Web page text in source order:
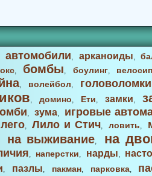
автомобили, арканоиды,
, бомбы, боулинг,
, волейбол, головоломки
, домино, Ети, замки,
, зума,
игровые
лего,Лило и Стич,ловить,
на выживание, на
, наперстки, нарды,
, пазлы, пакман, парковка,